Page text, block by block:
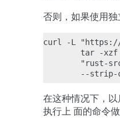
否则，如果使用
curl -L
tar -
"rust-
在这种情况下，
执行上 面的命令做